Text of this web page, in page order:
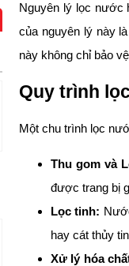
Nguyên lý lọc nước
của nguyên lý này
này không chỉ bảo
Quy trình
Một chu trình lọc
Thu gom và
được trang bị
Lọc tinh:
hay cát thủy
Xử lý hóa